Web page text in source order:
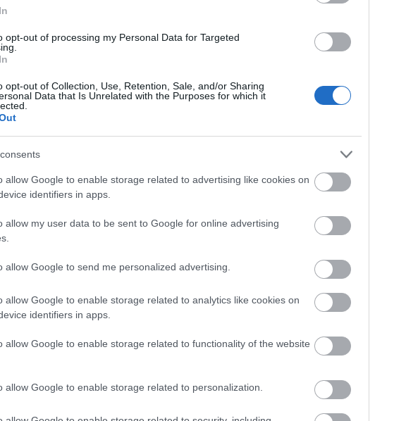
opt-out of processing my Personal Data for Targeted
opt-out of Collection, Use, Retention, Sale, and/or Sharing
Data that Is Unrelated with the Purposes for which it
allow Google to enable storage related to advertising like cookies on
identifiers in apps.
allow my user data to be sent to Google for online advertising
allow Google to send me personalized advertising.
allow Google to enable storage related to analytics like cookies on
identifiers in apps.
allow Google to enable storage related to functionality of the website
allow Google to enable storage related to personalization.
A Star Wars